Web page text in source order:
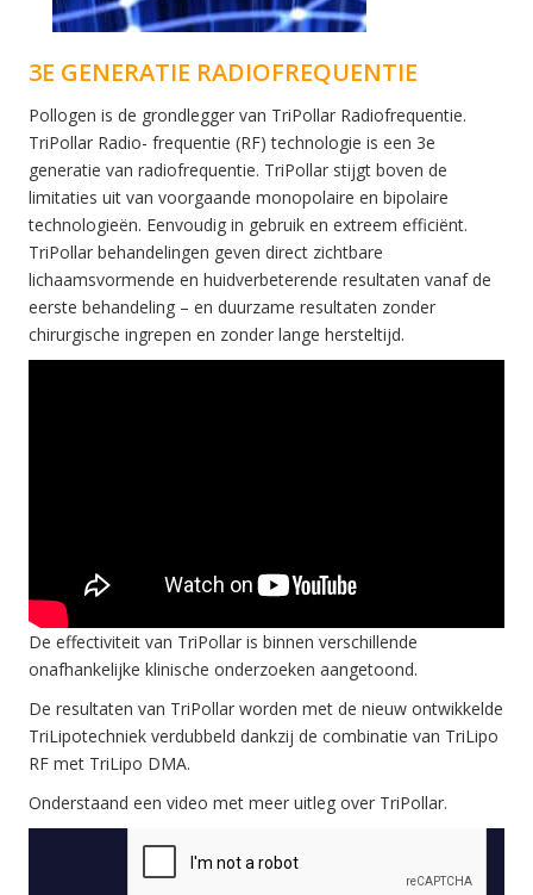
3E GENERATIE RADIOFREQUENTIE
Pollogen is de grondlegger van TriPollar Radiofrequentie.
TriPollar Radio- frequentie (RF) technologie is een 3e
generatie van radiofrequentie. TriPollar stijgt boven de
limitaties uit van voorgaande monopolaire en bipolaire
technologieën. Eenvoudig in gebruik en extreem efficiënt.
TriPollar behandelingen geven direct zichtbare
lichaamsvormende en huidverbeterende resultaten vanaf de
eerste behandeling – en duurzame resultaten zonder
chirurgische ingrepen en zonder lange hersteltijd.
De effectiviteit van TriPollar is binnen verschillende
onafhankelijke klinische onderzoeken aangetoond.
De resultaten van TriPollar worden met de nieuw ontwikkelde
TriLipotechniek verdubbeld dankzij de combinatie van TriLipo
RF met TriLipo DMA.
Onderstaand een video met meer uitleg over TriPollar.